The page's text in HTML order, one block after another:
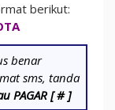
berikut:
benar
sms, tanda
PAGAR [ # ]